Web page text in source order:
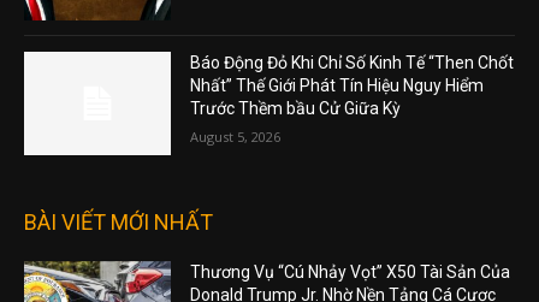
Báo Động Đỏ Khi Chỉ Số Kinh Tế “Then Chốt
Nhất” Thế Giới Phát Tín Hiệu Nguy Hiểm
Trước Thềm bầu Cử Giữa Kỳ
August 5, 2026
BÀI VIẾT MỚI NHẤT
Thương Vụ “Cú Nhảy Vọt” X50 Tài Sản Của
Donald Trump Jr. Nhờ Nền Tảng Cá Cược